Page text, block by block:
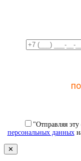
"Отправляя
персональных данных
✕